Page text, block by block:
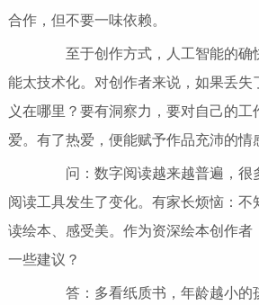
合作，但不要一味依赖。
至于创作方式，人工智能的确
能太技术化。对创作者来说，如果丢失
义在哪里？要有洞察力，要对自己的工
爱。有了热爱，便能赋予作品充沛的情
问：数字阅读越来越普遍，很
阅读工具发生了变化。有家长烦恼：不
读绘本、感受美。作为资深绘本创作者
一些建议？
答：多看纸质书，年龄越小的